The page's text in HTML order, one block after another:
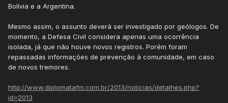
Bolívia e a Argentina.
Mesmo assim, o assunto deverá ser investigado por geólogos. De
momento, a Defesa Civil considera apenas uma ocorrência
isolada, já que não houve novos registros. Porém foram
repassadas informações de prevenção à comunidade, em caso
de novos tremores.
http://www.diplomatafm.com.br/2013/noticias/detalhes.php?
id=2013